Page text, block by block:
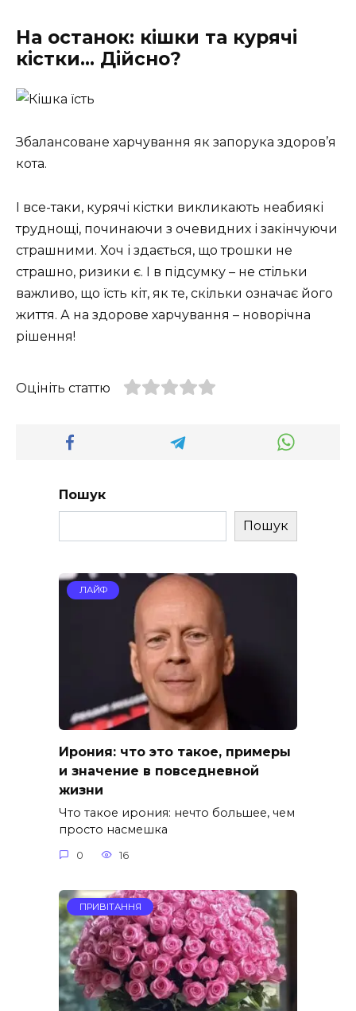
На останок: кішки та курячі
кістки… Дійсно?
Збалансоване харчування як запорука здоров’я
кота.
І все-таки, курячі кістки викликають неабиякі
труднощі, починаючи з очевидних і закінчуючи
страшними. Хоч і здається, що трошки не
страшно, ризики є. І в підсумку – не стільки
важливо, що їсть кіт, як те, скільки означає його
життя. А на здорове харчування – новорічна
рішення!
Оцініть статтю
Пошук
Пошук
ЛАЙФ
Ирония: что это такое, примеры
и значение в повседневной
жизни
Что такое ирония: нечто большее, чем
просто насмешка
0 16
ПРИВІТАННЯ